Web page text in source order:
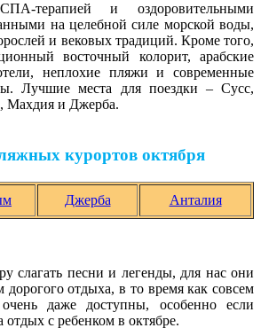
терапией и оздоровительными
на целебной силе морской воды,
и вековых традиций. Кроме того,
восточный колорит, арабские
неплохие пляжи и современные
Лучшие места для поездки – Сусс,
Махдия и Джерба.
курортов октября
Джерба Анталия
слагать песни и легенды, для нас они
дорогого отдыха, в то время как совсем
даже доступны, особенно если
отдых с ребенком в октябре.